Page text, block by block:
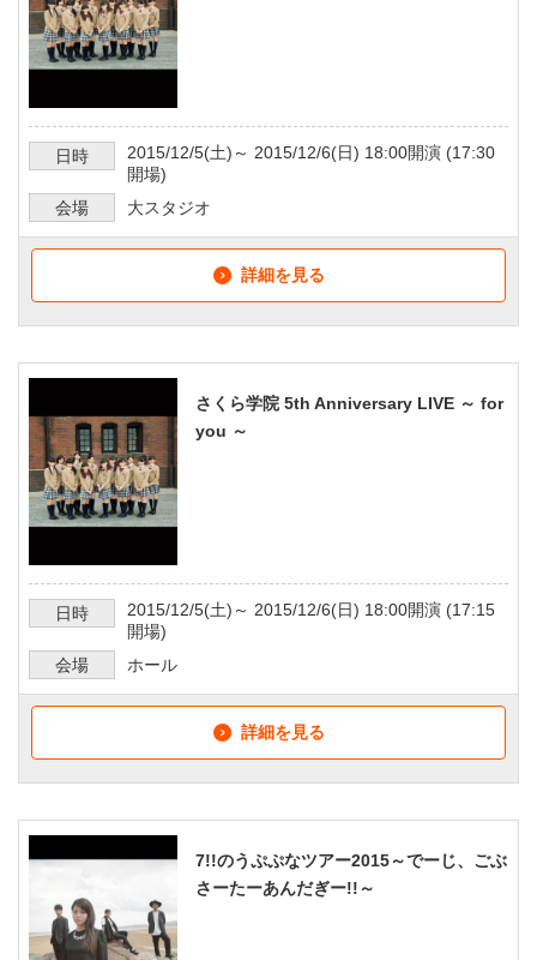
日時 2015/12/5(土)～ 2015/12/6(日) 18:00開演 (17:30
開場)
会場
大スタジオ
詳細を見る
さくら学院 5th Anniversary LIVE ～ for
you ～
日時 2015/12/5(土)～ 2015/12/6(日) 18:00開演 (17:15
開場)
会場
ホール
詳細を見る
7!!のうぷぷなツアー2015～でーじ、ごぶ
さーたーあんだぎー!!～